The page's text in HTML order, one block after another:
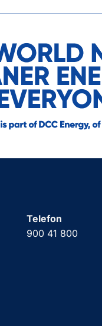
Telefon
900 41 800